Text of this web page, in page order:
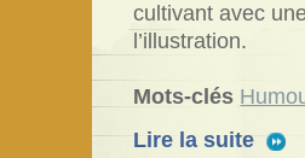
cultivant avec
l’illustration.
Mots-clés
Lire la suite